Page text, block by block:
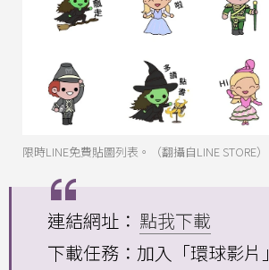
限時LINE免費貼圖列表。（翻攝自LINE STORE）
連結網址： 點我下載
下載任務：加入「環球影片」